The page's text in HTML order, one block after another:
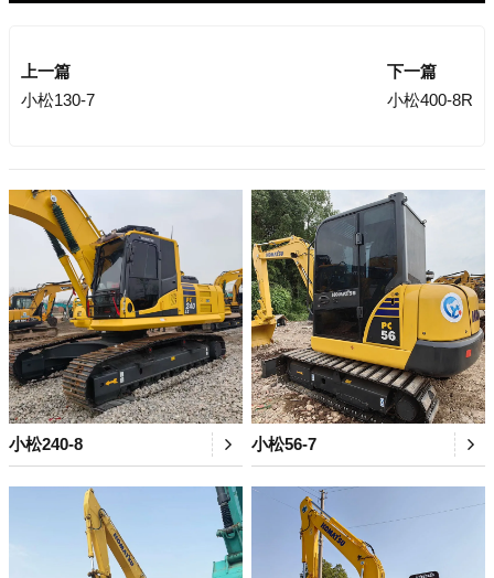
上一篇
小松130-7
下一篇
小松400-8R
小松240-8 小松56-7